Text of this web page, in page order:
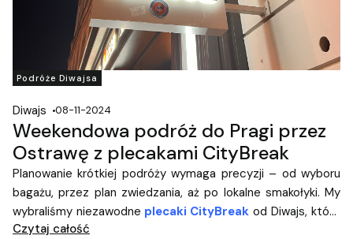
Podróże Diwajsa
Diwajs 08-11-2024
Weekendowa podróż do Pragi przez
Ostrawę z plecakami CityBreak
Planowanie krótkiej podróży wymaga precyzji – od wyboru
bagażu, przez plan zwiedzania, aż po lokalne smakołyki. My
wybraliśmy niezawodne plecaki CityBreak od Diwajs, które
spełniają wymogi bagażu podręcznego, są lekkie, stylowe i
Czytaj całość